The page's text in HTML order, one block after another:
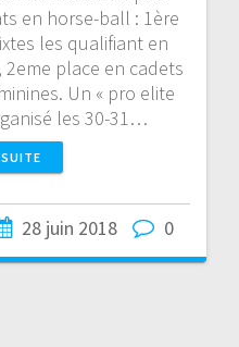
en horse-ball : 1ère
les qualifiant en
place en cadets
Un « pro elite
les 30-31…
28 juin 2018 0